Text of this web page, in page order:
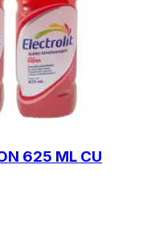
625 ML CU